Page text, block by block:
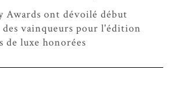
Awards ont dévoilé début
vainqueurs pour l'édition
de luxe honorées